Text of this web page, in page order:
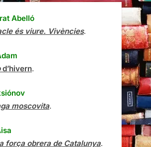
Abelló
és viure. Vivències.
d’hivern.
moscovita.
força obrera de Catalunya.